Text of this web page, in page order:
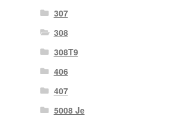
307
308
308T9
406
407
5008 Je